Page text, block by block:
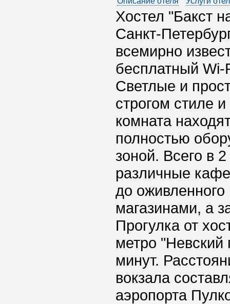
Хостел "Бакст
Санкт-
всемирно
бесплатный Wi-
Светлые и
строгом стиле
комната
полностью
зоной. Всего в
различные
до оживленного
магазинами, а
Прогулка от
метро "Невский
минут.
вокзала
аэропорта